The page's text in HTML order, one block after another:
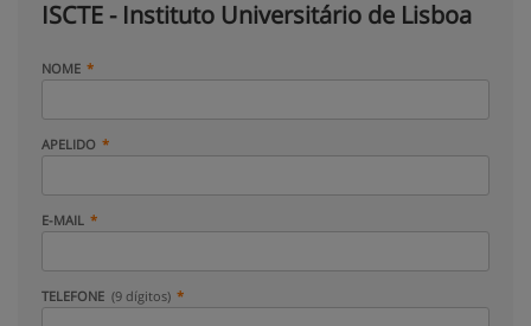
ISCTE - Instituto Universitário de Lisboa
NOME
APELIDO
E-MAIL
TELEFONE (9 dígitos)